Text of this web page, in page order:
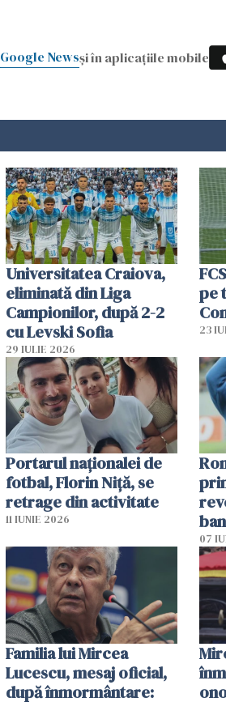
Google Newsși în aplicațiile mobile
Universitatea Craiova,
eliminată din Liga
Campionilor, după 2-2
cu Levski Sofia
29 IULIE 2026
pe
23
Portarul naționalei de
fotbal, Florin Niță, se
retrage din activitate
11 IUNIE 2026
07
Familia lui Mircea
Lucescu, mesaj oficial,
după înmormântare: